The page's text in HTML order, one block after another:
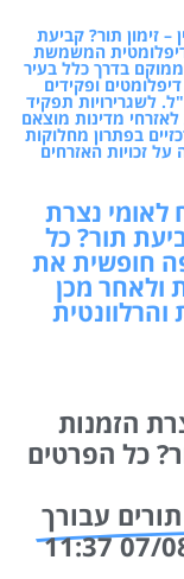
– זימון תור? קביעת
דיפלומטית המשמשת
בדרך כלל בעיר
ופקידים
לשגרירויות תפקיד
מדינות מוצאם
בפתרון מחלוקות
על זכויות האזרחים
לאומי נצרת
תור? כל
חופשית את
ולאחר מכן
הזמנות
כל הפרטים
עבורך
המידע נכון לתאריך: 07/08/2026 11:37